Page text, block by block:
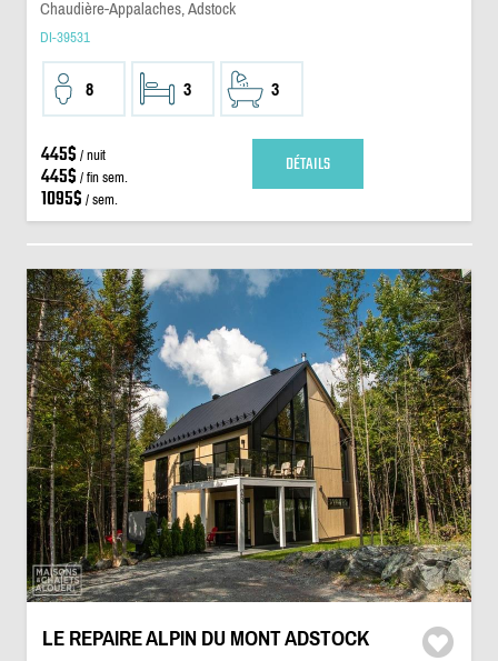
Chaudière-Appalaches, Adstock
DI-39531
8 3 3
445$ / nuit
445$ / fin sem.
1095$ / sem.
DÉTAILS
LE REPAIRE ALPIN DU MONT ADSTOCK